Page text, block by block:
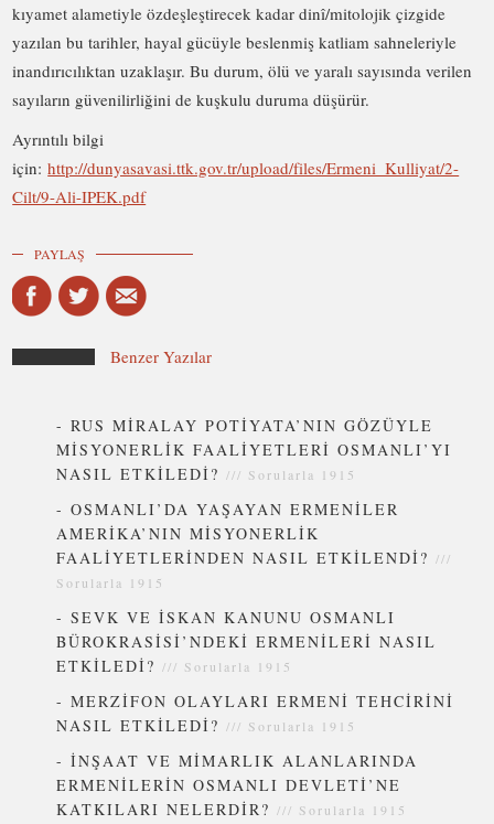
kıyamet alametiyle özdeşleştirecek kadar dinî/mitolojik çizgide
yazılan bu tarihler, hayal gücüyle beslenmiş katliam sahneleriyle
inandırıcılıktan uzaklaşır. Bu durum, ölü ve yaralı sayısında verilen
sayıların güvenilirliğini de kuşkulu duruma düşürür.
Ayrıntılı bilgi
için:http://dunyasavasi.ttk.gov.tr/upload/files/Ermeni_Kulliyat/2-
Cilt/9-Ali-IPEK.pdf
PAYLAŞ
Benzer Yazılar
-RUS MİRALAY POTİYATA’NIN GÖZÜYLE
MİSYONERLİK FAALİYETLERİ OSMANLI’YI
NASIL ETKİLEDİ? /// Sorularla 1915
-OSMANLI’DA YAŞAYAN ERMENİLER
AMERİKA’NIN MİSYONERLİK
FAALİYETLERİNDEN NASIL ETKİLENDİ? ///
Sorularla 1915
-SEVK VE İSKAN KANUNU OSMANLI
BÜROKRASİSİ’NDEKİ ERMENİLERİ NASIL
ETKİLEDİ? /// Sorularla 1915
-MERZİFON OLAYLARI ERMENİ TEHCİRİNİ
NASIL ETKİLEDİ? /// Sorularla 1915
-İNŞAAT VE MİMARLIK ALANLARINDA
ERMENİLERİN OSMANLI DEVLETİ’NE
KATKILARI NELERDİR? /// Sorularla 1915